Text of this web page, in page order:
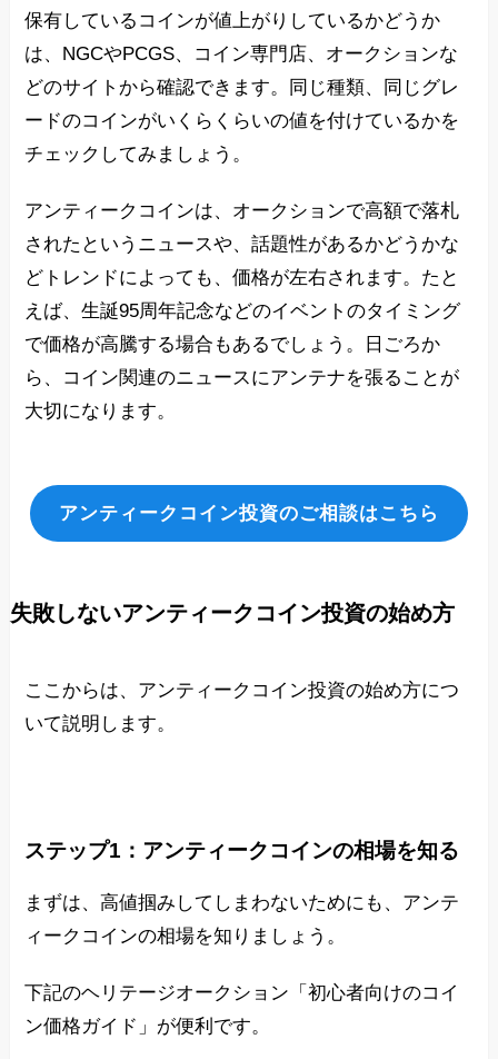
保有しているコインが値上がりしているかどうか
は、NGCやPCGS、コイン専門店、オークションな
どのサイトから確認できます。同じ種類、同じグレ
ードのコインがいくらくらいの値を付けているかを
チェックしてみましょう。
アンティークコインは、オークションで高額で落札
されたというニュースや、話題性があるかどうかな
どトレンドによっても、価格が左右されます。たと
えば、生誕95周年記念などのイベントのタイミング
で価格が高騰する場合もあるでしょう。日ごろか
ら、コイン関連のニュースにアンテナを張ることが
大切になります。
アンティークコイン投資のご相談はこちら
失敗しないアンティークコイン投資の始め方
ここからは、アンティークコイン投資の始め方につ
いて説明します。
ステップ1：アンティークコインの相場を知る
まずは、高値掴みしてしまわないためにも、アンテ
ィークコインの相場を知りましょう。
下記のヘリテージオークション「初心者向けのコイ
ン価格ガイド」が便利です。